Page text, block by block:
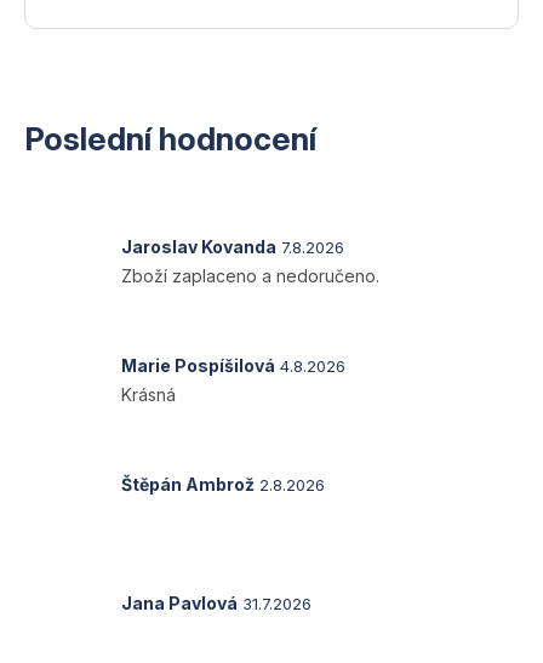
Poslední hodnocení
Hodnocení
produktu
5
hvězdiček.
Jaroslav Kovanda 7.8.2026
Zboží zaplaceno a nedoručeno.
Hodnocení
produktu
5
Marie Pospíšilová 4.8.2026
Krásná
Hodnocení
5
Štěpán Ambrož 2.8.2026
Hodnocení
Jana Pavlová 31.7.2026